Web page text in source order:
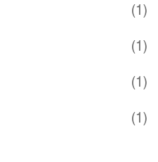
(1)
(1)
(1)
(1)